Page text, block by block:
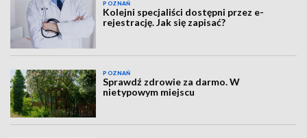
POZNAŃ
Kolejni specjaliści dostępni przez e-
rejestrację. Jak się zapisać?
POZNAŃ
Sprawdź zdrowie za darmo. W
nietypowym miejscu